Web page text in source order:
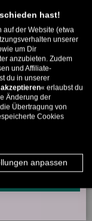
zugeschickt.
Aufgepasst: Du
11% ab €150 🔥
NACHRICHT,
hast!
auf der Website (etwa
unserer
um Dir
anzubieten. Zudem
und Affiliate-
du in unserer
« erlaubst du
Änderung der
Übertragung von
Cookies
anpassen